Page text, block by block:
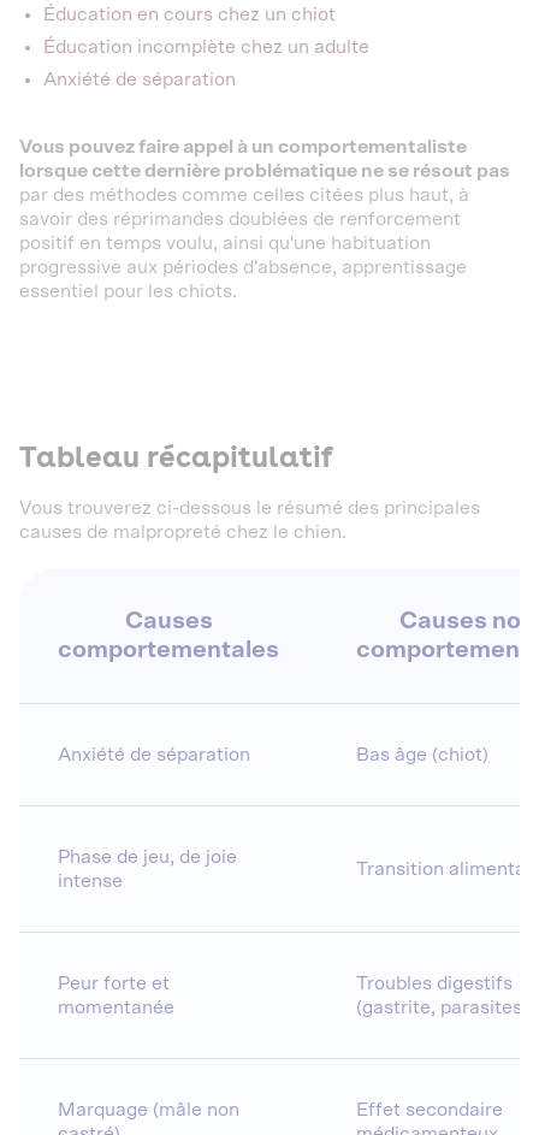
Éducation en cours chez un chiot
Éducation incomplète chez un adulte
Anxiété de séparation
Vous pouvez faire appel à un comportementaliste
lorsque cette dernière problématique ne se résout pas
par des méthodes comme celles citées plus haut, à
savoir des réprimandes doublées de renforcement
positif en temps voulu, ainsi qu'une habituation
progressive aux périodes d'absence, apprentissage
essentiel pour les chiots.
Tableau récapitulatif
Vous trouverez ci-dessous le résumé des principales
causes de malpropreté chez le chien.
Causes
comportementales
Causes non
Anxiété de séparation Bas âge (chiot)
Phase de jeu, de joie
intense
Transition
Peur forte et
momentanée
Troubles digestifs
(gastrite,
Marquage (mâle non
Effet secondaire